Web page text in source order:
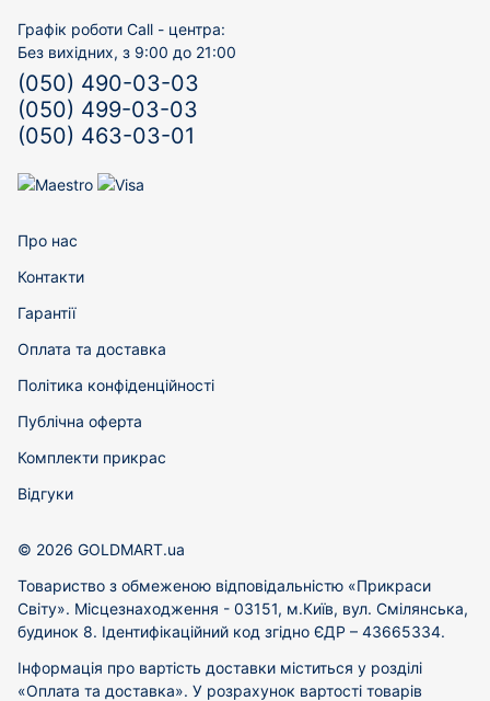
Графік роботи Call - центра:
Без вихідних, з 9:00 до 21:00
(050) 490-03-03
(050) 499-03-03
(050) 463-03-01
Про нас
Контакти
Гарантії
Оплата та доставка
Політика конфіденційності
Публічна оферта
Комплекти прикрас
Відгуки
© 2026 GOLDMART.ua
Товариство з обмеженою відповідальністю «Прикраси
Світу». Місцезнаходження - 03151, м.Київ, вул. Смілянська,
будинок 8. Ідентифікаційний код згідно ЄДР – 43665334.
Інформація про вартість доставки міститься у розділі
«Оплата та доставка». У розрахунок вартості товарів